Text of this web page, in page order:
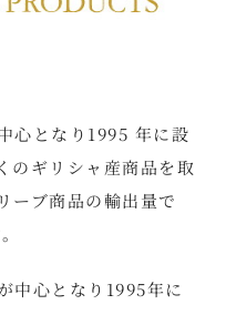
心となり1995 年に設
のギリシャ産商品を取
ーブ商品の輸出量で
中心となり1995年に